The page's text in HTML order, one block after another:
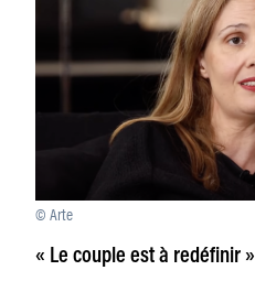
© Arte
« Le couple est à redéfinir »